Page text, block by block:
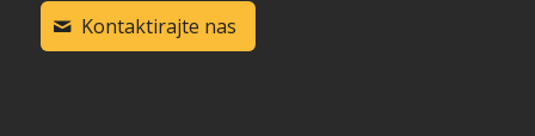
Kontaktirajte nas